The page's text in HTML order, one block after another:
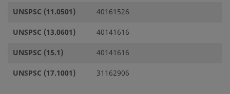
UNSPSC (11.0501)
40161526
UNSPSC (13.0601)
40141616
UNSPSC (15.1)
40141616
UNSPSC (17.1001)
31162906